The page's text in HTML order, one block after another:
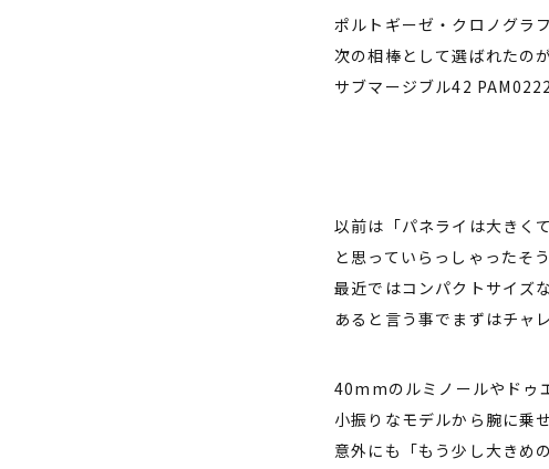
ポルトギーゼ・クロノグラ
次の相棒として選ばれたの
サブマージブル42
以前は「パネライは大きく
と思っていらっしゃったそ
最近ではコンパクトサイズ
あると言う事でまずはチャ
40mmのルミノールやドゥ
小振りなモデルから腕に乗
意外にも「もう少し大きめ